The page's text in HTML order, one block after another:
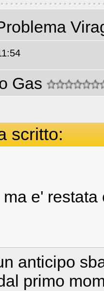
Gas
scritto:
e'
anticipo
primo